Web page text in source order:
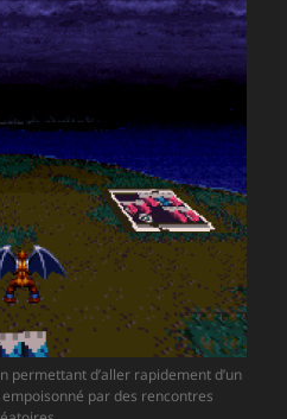
permettant d’aller rapidement d’un
par des rencontres